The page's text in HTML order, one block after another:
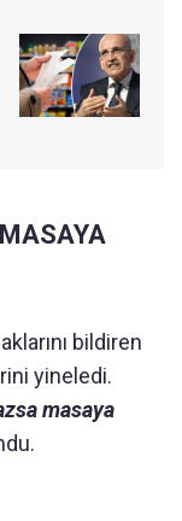
bildiren
yineledi.
masaya